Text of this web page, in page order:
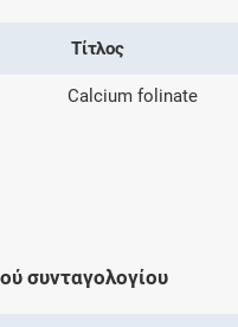
Τίτλος
Calcium folinate
συνταγολογίου